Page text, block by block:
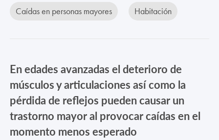
Caídas en personas mayores Habitación
En edades avanzadas el deterioro de
músculos y articulaciones así como la
pérdida de reflejos pueden causar un
trastorno mayor al provocar caídas en el
momento menos esperado